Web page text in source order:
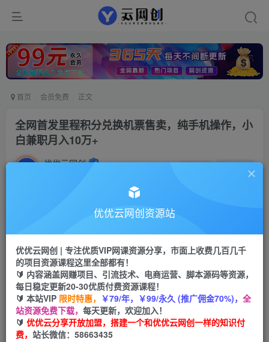
首页 会员免费 正文
全网首发里程积分兑换机票售卖，纯手机操作，小
白兼职月入10万+
优优云网创 私信
云币9.9云币99
会员免费
立即购买
您当前未登录！建议登陆后购买，可保存购买订单
优优云网创资源站
优优云网创 | 专注优质VIP网课资源分享，市面上收费几百几千
的项目资源课程这里全部都有！
🔰 内容涵盖网赚项目、引流技术、电商运营、脚本源码等资源，
每日稳定更新20-30优质付费资源课程！
🔰 本站VIP 限时特惠， ￥79/年，￥99/永久 (推广佣金70%)， 全
站资源免费下载， 每天更新，欢迎加入！
🔰 优优云分享开放加盟，搭建一个和优优云网创一样的知识付
费， 站长微信：58663435